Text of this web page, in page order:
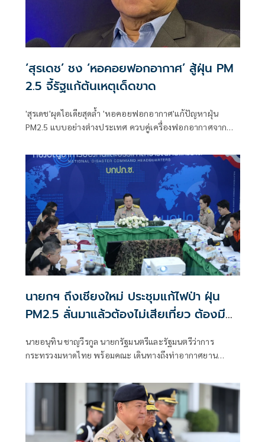
‘สุรเดช’ ชง ‘หอคอยฟอกอากาศ’ สู้ฝุ่น PM
2.5 จี้รัฐแก้ต้นเหตุเด็ดขาด
'สุรเดช'ผุดไอเดียสุดล้ำ 'หอคอยฟอกอากาศ'แก้ปัญหาฝุ่น
PM2.5 แบบอย่างต่างประเทศ ควบคู่เครื่องฟอกอากาศจาก
ปัญหา จริงจังจัดการเด็ดขาด' บังคับ
นายกฯ ถึงเชียงใหม่ ประชุมแก้ไฟป่า ฝุ่น
PM2.5 ลั่นมาแล้วต้องไม่เสียเที่ยว ต้องมี
นายอนุทิน ชาญวีรกูล นายกรัฐมนตรีและรัฐมนตรีว่าการ
กระทรวงมหาดไทย พร้อมคณะ เดินทางถึงท่าอากาศยาน
จังหวัดเชียงใหม่ ให้การต้อนรับ โดยนายกรัฐมนตรีได้ตรวจแถว
อาสาสมัครรักษาดินแดน (อส.) ก่อนเดินทางต่อไปยังกองพล